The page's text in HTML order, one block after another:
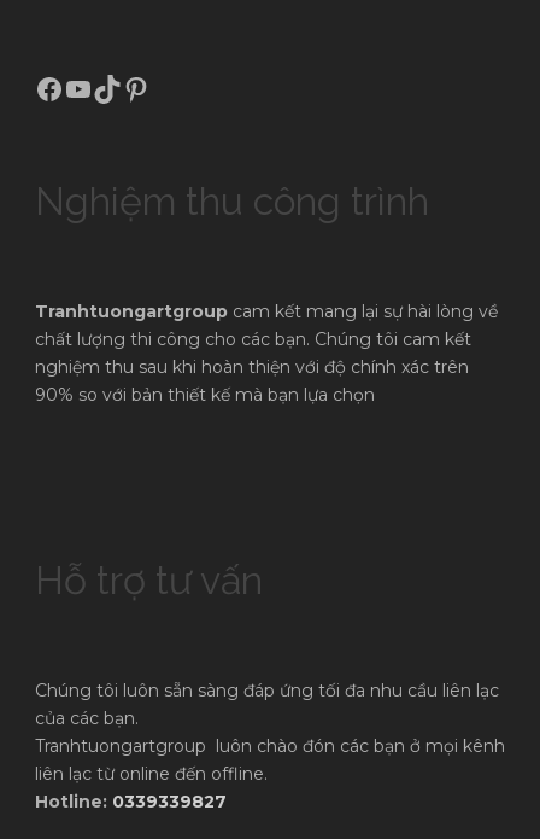
Facebook
Youtube
TikTok
Pinterest
Nghiệm thu công trình
Tranhtuongartgroup cam kết mang lại sự hài lòng về
chất lượng thi công cho các bạn. Chúng tôi cam kết
nghiệm thu sau khi hoàn thiện với độ chính xác trên
90% so với bản thiết kế mà bạn lựa chọn
Hỗ trợ tư vấn
Chúng tôi luôn sẵn sàng đáp ứng tối đa nhu cầu liên lạc
của các bạn.
Tranhtuongartgroup luôn chào đón các bạn ở mọi kênh
liên lạc từ online đến offline.
Hotline: 0339339827